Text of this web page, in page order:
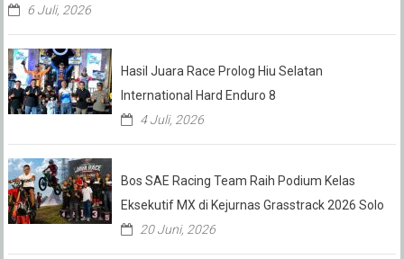
6 Juli, 2026
Hasil Juara Race Prolog Hiu Selatan
International Hard Enduro 8
4 Juli, 2026
Bos SAE Racing Team Raih Podium Kelas
Eksekutif MX di Kejurnas Grasstrack 2026 Solo
20 Juni, 2026